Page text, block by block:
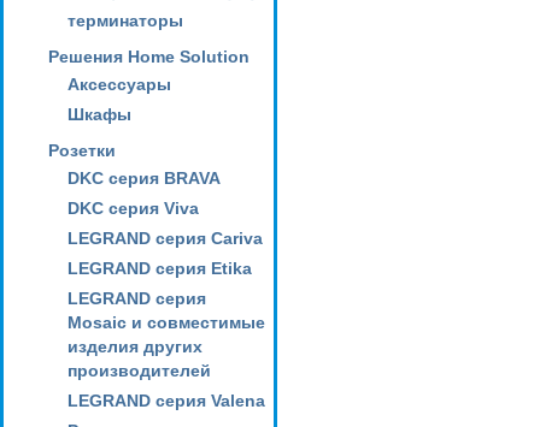
терминаторы
Решения Home Solution
Аксессуары
Шкафы
Розетки
DKC серия BRAVA
DKC серия Viva
LEGRAND серия Cariva
LEGRAND серия Etika
LEGRAND серия
Mosaic и совместимые
изделия других
производителей
LEGRAND серия Valena